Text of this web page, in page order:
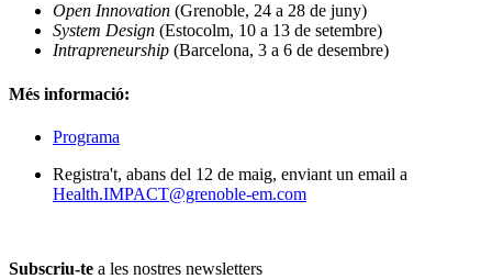
Open Innovation (Grenoble, 24 a 28 de juny)
System Design (Estocolm, 10 a 13 de setembre)
Intrapreneurship (Barcelona, 3 a 6 de desembre)
Més informació:
Programa
Registra't, abans del 12 de maig, enviant un email a
Health.IMPACT@grenoble-em.com
Subscriu-te a les nostres newsletters